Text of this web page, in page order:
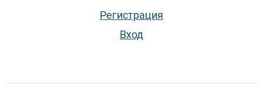
Регистрация
Вход